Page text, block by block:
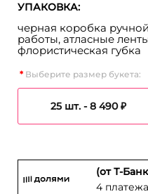
УПАКОВКА:
черная коробка ручной
работы, атласные
флористическая губка
Выберите размер букета:
25 шт. -8 490 ₽
(от Т-
4